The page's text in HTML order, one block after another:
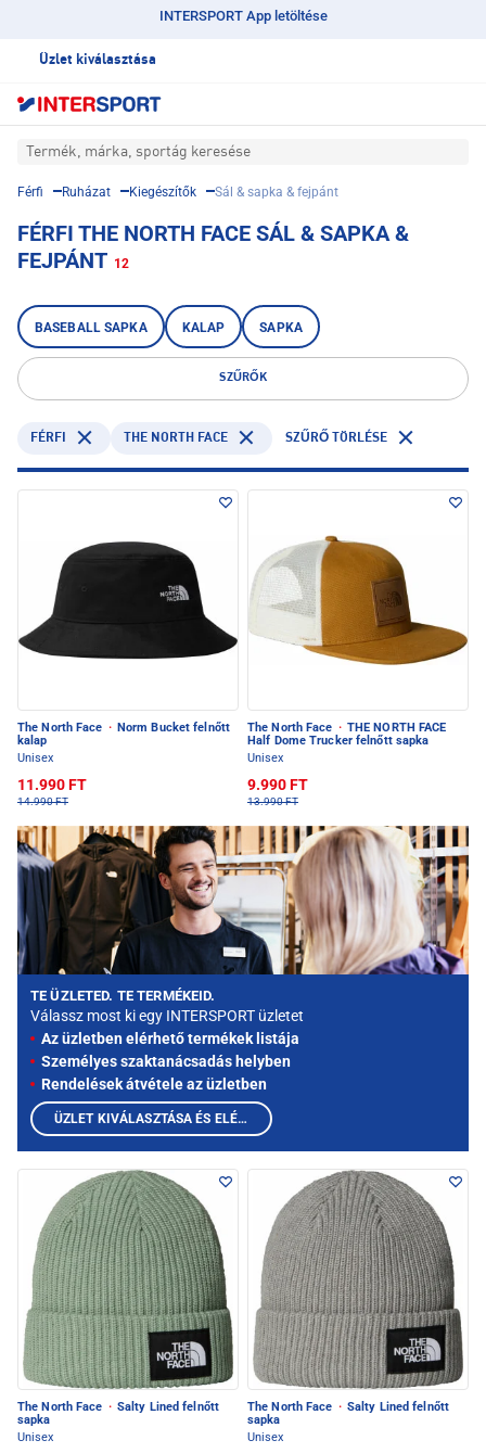
INTERSPORT App letöltése
Üzlet kiválasztása
Termék, márka, sportág keresése
Férfi Ruházat Kiegészítők Sál & sapka & fejpánt
FÉRFI THE NORTH FACE SÁL & SAPKA &
FEJPÁNT 12
BASEBALL SAPKA KALAP SAPKA
SZŰRŐK
FÉRFI THE NORTH FACE SZŰRŐ TÖRLÉSE
The North Face · Norm Bucket felnőtt
kalap
Unisex
11.990 FT
14.990 FT
The North Face · THE NORTH FACE
Half Dome Trucker felnőtt sapka
Unisex
9.990 FT
13.990 FT
The North Face · Salty Lined felnőtt
sapka
Unisex
The North Face · Salty Lined felnőtt
sapka
Unisex
TE ÜZLETED. TE TERMÉKEID.
Válassz most ki egy INTERSPORT üzletet
Az üzletben elérhető termékek listája
Személyes szaktanácsadás helyben
Rendelések átvétele az üzletben
ÜZLET KIVÁLASZTÁSA ÉS ELÉRHETŐ TERMÉKEK MEGTEKINTÉSE